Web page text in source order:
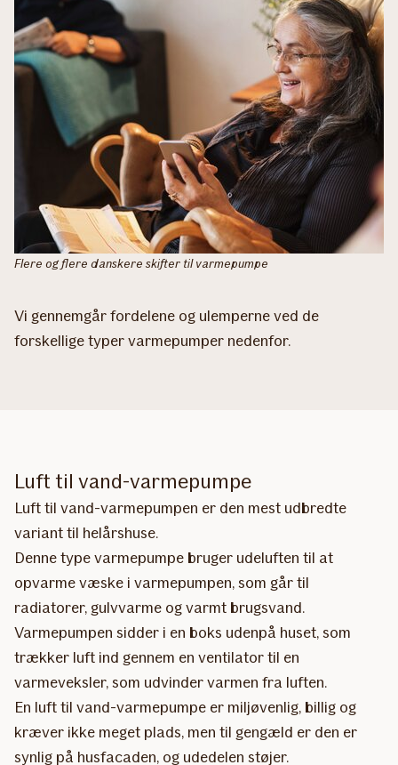
Flere og flere danskere skifter til varmepumpe
Vi gennemgår fordelene og ulemperne ved de
forskellige typer varmepumper nedenfor.
Luft til vand-varmepumpe
Luft til vand-varmepumpen er den mest udbredte
variant til helårshuse.
Denne type varmepumpe bruger udeluften til at
opvarme væske i varmepumpen, som går til
radiatorer, gulvvarme og varmt brugsvand.
Varmepumpen sidder i en boks udenpå huset, som
trækker luft ind gennem en ventilator til en
varmeveksler, som udvinder varmen fra luften.
En luft til vand-varmepumpe er miljøvenlig, billig og
kræver ikke meget plads, men til gengæld er den er
synlig på husfacaden, og udedelen støjer.